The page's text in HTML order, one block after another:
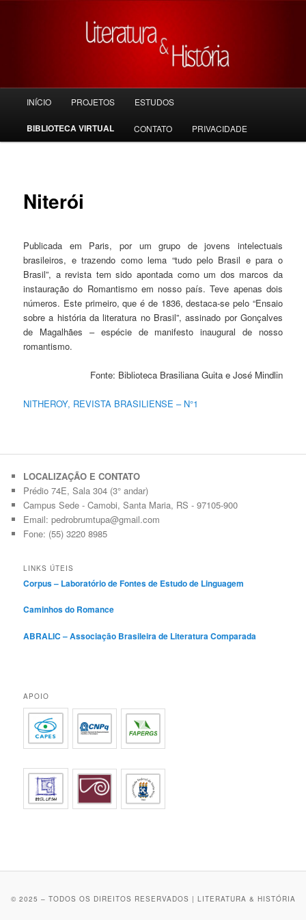
principal
INÍCIO PROJETOS ESTUDOS
BIBLIOTECA VIRTUAL CONTATO PRIVACIDADE
Niterói
Publicada em Paris, por um grupo de jovens intelectuais
brasileiros, e trazendo como lema “tudo pelo Brasil e para o
Brasil”, a revista tem sido apontada como um dos marcos da
instauração do Romantismo em nosso país. Teve apenas dois
números. Este primeiro, que é de 1836, destaca-se pelo “Ensaio
sobre a história da literatura no Brasil”, assinado por Gonçalves
de Magalhães – espécie de manifesto inaugural de nosso
romantismo.
Fonte: Biblioteca Brasiliana Guita e José Mindlin
NITHEROY, REVISTA BRASILIENSE – N°1
LOCALIZAÇÃO E CONTATO
Prédio 74E, Sala 304 (3° andar)
Campus Sede - Camobi, Santa Maria, RS - 97105-900
Email: pedrobrumtupa@gmail.com
Fone: (55) 3220 8985
LINKS ÚTEIS
Corpus – Laboratório de Fontes de Estudo de Linguagem
Caminhos do Romance
ABRALIC – Associação Brasileira de Literatura Comparada
APOIO
© 2025 – TODOS OS DIREITOS RESERVADOS | LITERATURA & HISTÓRIA